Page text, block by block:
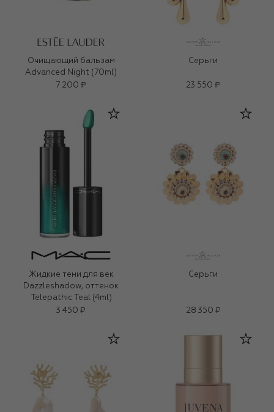
Очищающий бальзам
Advanced Night (70ml)
7 200 ₽
Серьги
23 550 ₽
Жидкие тени для век
Dazzleshadow, оттенок
Telepathic Teal (4ml)
3 450 ₽
Серьги
28 350 ₽